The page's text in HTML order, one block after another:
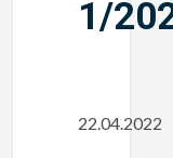
1/
22.04.2022